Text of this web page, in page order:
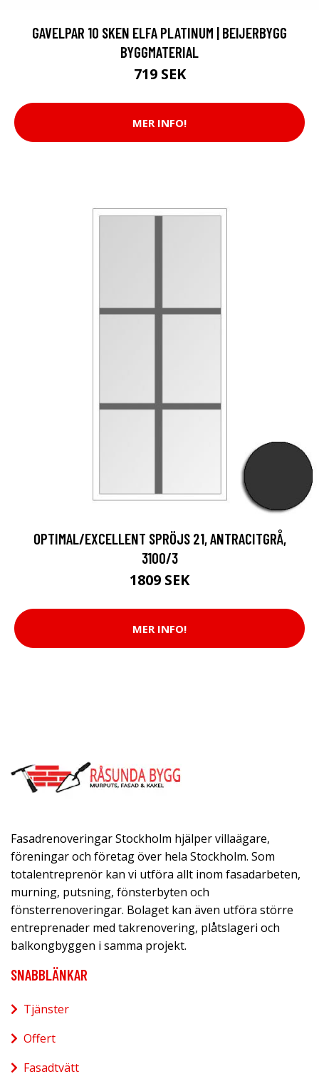
GAVELPAR 10 SKEN ELFA PLATINUM | BEIJERBYGG
BYGGMATERIAL
719 SEK
MER INFO!
OPTIMAL/EXCELLENT SPRÖJS 21, ANTRACITGRÅ,
3100/3
1809 SEK
MER INFO!
Fasadrenoveringar Stockholm hjälper villaägare,
föreningar och företag över hela Stockholm. Som
totalentreprenör kan vi utföra allt inom fasadarbeten,
murning, putsning, fönsterbyten och
fönsterrenoveringar. Bolaget kan även utföra större
entreprenader med takrenovering, plåtslageri och
balkongbyggen i samma projekt.
SNABBLÄNKAR
Tjänster
Offert
Fasadtvätt